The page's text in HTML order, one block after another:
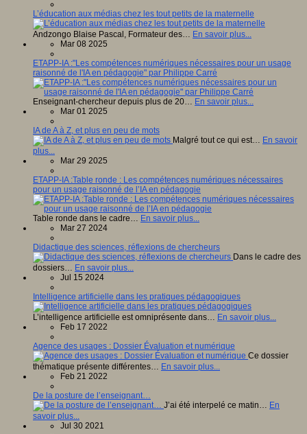
L’éducation aux médias chez les tout petits de la maternelle
Andzongo Blaise Pascal, Formateur des… En savoir plus...
Mar 08 2025
ETAPP-IA :"Les compétences numériques nécessaires pour un usage
raisonné de l'IA en pédagogie" par Philippe Carré
Enseignant-chercheur depuis plus de 20… En savoir plus...
Mar 01 2025
IA de A à Z, et plus en peu de mots
Malgré tout ce qui est… En savoir
plus...
Mar 29 2025
ETAPP-IA :Table ronde : Les compétences numériques nécessaires
pour un usage raisonné de l’IA en pédagogie
Table ronde dans le cadre… En savoir plus...
Mar 27 2024
Didactique des sciences, réflexions de chercheurs
Dans le cadre des
dossiers… En savoir plus...
Jul 15 2024
Intelligence artificielle dans les pratiques pédagogiques
L’intelligence artificielle est omniprésente dans… En savoir plus...
Feb 17 2022
Agence des usages : Dossier Évaluation et numérique
Ce dossier
thématique présente différentes… En savoir plus...
Feb 21 2022
De la posture de l’enseignant…
J’ai été interpelé ce matin… En
savoir plus...
Jul 30 2021